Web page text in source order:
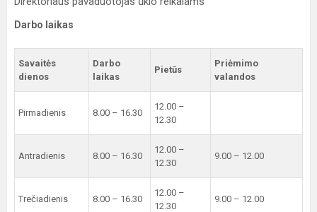
Darbo laikas
Savaitės
dienos
Darbo
laikas
Pietūs
Priėmimo
valandos
Pirmadienis 8.00 – 16.30
12.00 –
12.30
Antradienis 8.00 – 16.30
12.00 –
12.30
9.00 – 12.00
Trečiadienis 8.00 – 16.30
12.00 –
12.30
9.00 – 12.00